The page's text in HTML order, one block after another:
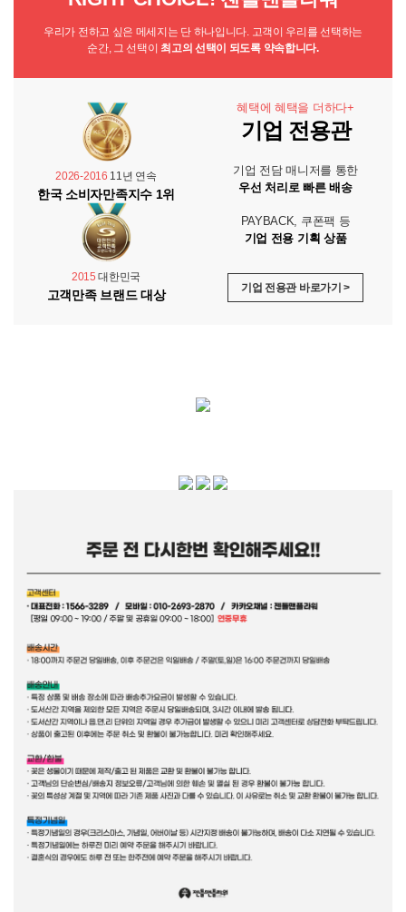
우리가 전하고 싶은 메세지는 단 하나입니다. 고객이 우리를 선택하는
순간, 그 선택이 최고의 선택이 되도록 약속합니다.
2026-2016 11년 연속
한국 소비자만족지수 1위
2015 대한민국
고객만족 브랜드 대상
혜택에 혜택을 더하다+
기업 전용관
기업 전담 매니저를 통한
우선 처리로 빠른 배송
PAYBACK, 쿠폰팩 등
기업 전용 기획 상품
기업 전용관 바로가기 >